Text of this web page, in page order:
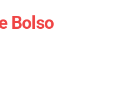
Bolso